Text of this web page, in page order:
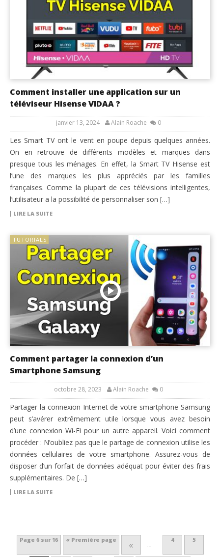
Comment installer une application sur un
téléviseur Hisense VIDAA ?
janvier 13, 2024 Alain Roache 0
Les Smart TV ont le vent en poupe depuis quelques années.
On en retrouve de différents modèles et marques dans
presque tous les ménages. En effet, la Smart TV Hisense est
l’une des marques les plus appréciés par les familles
françaises. Comme la plupart de ces télévisions intelligentes,
l’utilisateur a la possibilité de personnaliser son […]
LIRE LA SUITE
TUTORIALS
Comment partager la connexion d’un
Smartphone Samsung
octobre 28, 2023 Alain Roache 0
Partager la connexion Internet de votre smartphone Samsung
peut s’avérer extrêmement utile lorsque vous avez besoin
d’une connexion Wi-Fi pour un autre appareil. Voici comment
procéder : N’oubliez pas que le partage de connexion utilise les
données cellulaires de votre smartphone. Assurez-vous de
disposer d’un forfait de données adéquat pour éviter des frais
supplémentaires. De […]
LIRE LA SUITE
Page 6 sur 16 « Première page « …
4 5